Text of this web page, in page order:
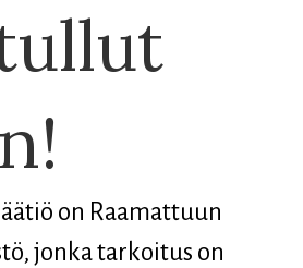
on Raamattuun
jonka tarkoitus on